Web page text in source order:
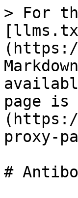
> For
page is
proxy-
#